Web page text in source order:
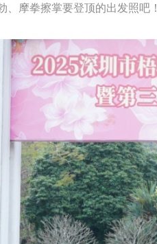
摩拳擦掌要登顶的出发照吧！